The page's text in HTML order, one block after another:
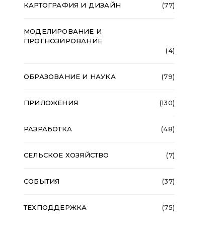
КАРТОГРАФИЯ И ДИЗАЙН (77)
МОДЕЛИРОВАНИЕ И
ПРОГНОЗИРОВАНИЕ
(4)
ОБРАЗОВАНИЕ И НАУКА (79)
ПРИЛОЖЕНИЯ (130)
РАЗРАБОТКА (48)
СЕЛЬСКОЕ ХОЗЯЙСТВО (7)
СОБЫТИЯ (37)
ТЕХПОДДЕРЖКА (75)